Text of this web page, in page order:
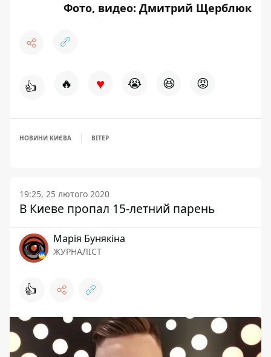
Фото, видео: Дмитрий Щерблюк
👍 🔥 ♥ 😭 😆 😡
НОВИНИ КИЄВА ВІТЕР
19:25, 25 лютого 2020
В Киеве пропал 15-летний парень
Марія Бунякіна
ЖУРНАЛІСТ
👍